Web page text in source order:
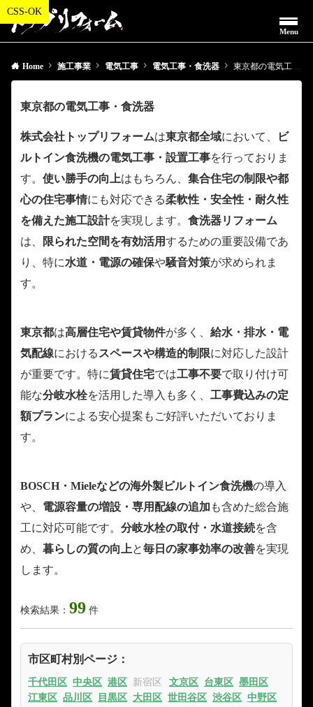
Menu
Home 施工事業 電気工事 電気工事・食洗器 東京都の電気工事・食洗器
東京都の電気工事・食洗器
株式会社トップリフォームは東京都全域において、
ビ
ルトイン食洗機の電気工事・設置工事を行っておりま
す。 使い勝手の向上はもちろん、 集合住宅の制限や都
心の住宅事情にも対応できる柔軟性・安全性・耐久性
を備えた施工設計を実現します。 食洗器リフォーム
は、
限られた空間を有効活用するための重要設備であ
り、特に水道・電源の確保や騒音対策が求められま
す。
東京都は高層住宅や賃貸物件が多く、 給水・排水・電
気配線における スペースや構造的制限に対応した設計
が重要です。特に賃貸住宅では工事不要で取り付け可
能な分岐水栓を活用した導入も多く、 工事費込みの定
額プランによる安心提案もご好評いただいておりま
す。
BOSCH・Mieleなどの海外製ビルトイン食洗機の導入
や、 電源容量の増設・専用配線の追加 も含めた総合施
工に対応可能です。 分岐水栓の取付・水道接続を含
め、 暮らしの質の向上と毎日の家事効率の改善を実現
します。
検索結果： 99 件
市区町村別ページ：
千代田区 中央区 港区 新宿区 文京区 台東区 墨田区
江東区 品川区 目黒区 大田区 世田谷区 渋谷区 中野区